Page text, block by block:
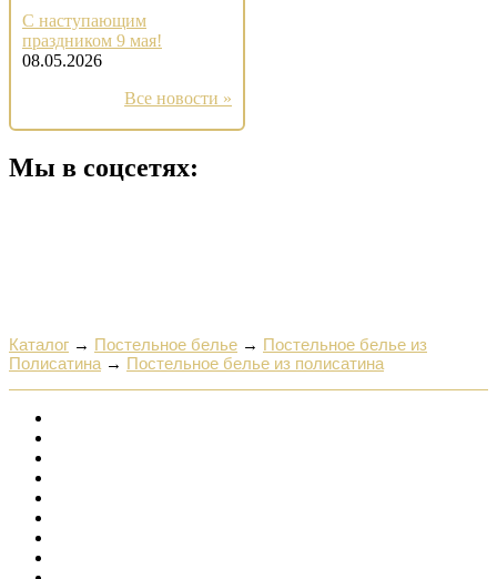
С наступающим
праздником 9 мая!
08.05.2026
Все новости »
Мы в соцсетях:
Каталог → Постельное белье → Постельное белье из
Полисатина → Постельное белье из полисатина